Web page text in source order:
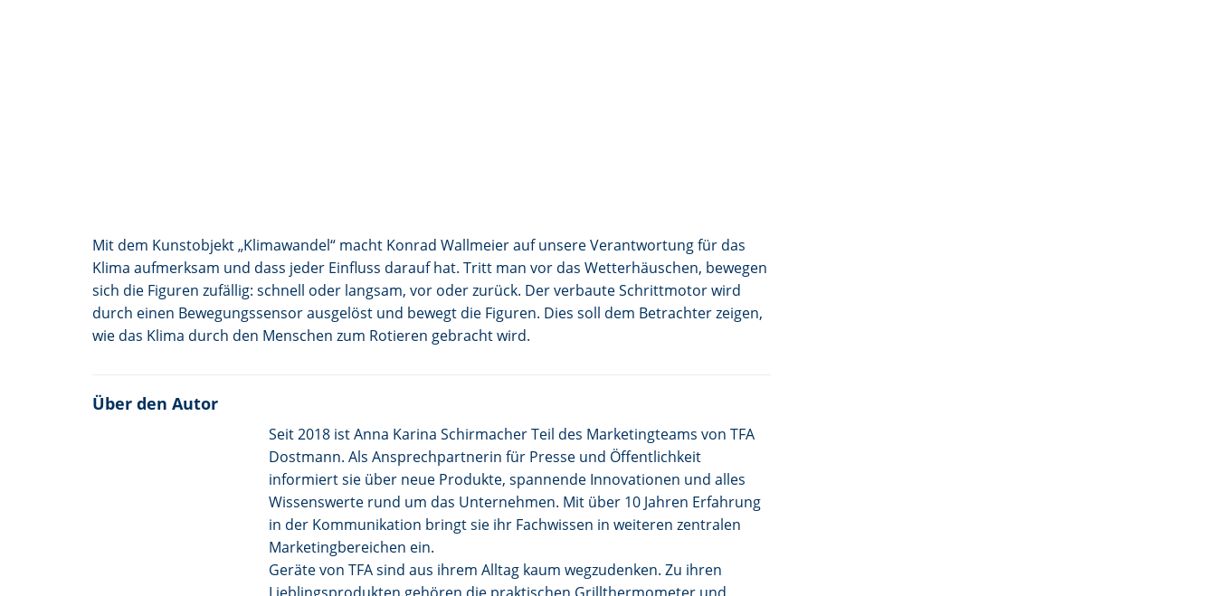
Mit dem Kunstobjekt „Klimawandel“ macht Konrad Wallmeier auf unsere Verantwortung für das
Klima aufmerksam und dass jeder Einfluss darauf hat. Tritt man vor das Wetterhäuschen, bewegen
sich die Figuren zufällig: schnell oder langsam, vor oder zurück. Der verbaute Schrittmotor wird
durch einen Bewegungssensor ausgelöst und bewegt die Figuren. Dies soll dem Betrachter zeigen,
wie das Klima durch den Menschen zum Rotieren gebracht wird.
Über den Autor
Seit 2018 ist Anna Karina Schirmacher Teil des Marketingteams von TFA
Dostmann. Als Ansprechpartnerin für Presse und Öffentlichkeit
informiert sie über neue Produkte, spannende Innovationen und alles
Wissenswerte rund um das Unternehmen. Mit über 10 Jahren Erfahrung
in der Kommunikation bringt sie ihr Fachwissen in weiteren zentralen
Marketingbereichen ein.
Geräte von TFA sind aus ihrem Alltag kaum wegzudenken. Zu ihren